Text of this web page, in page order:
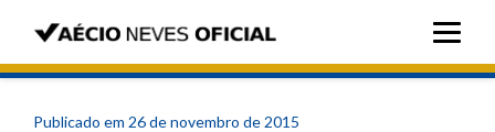
Publicado em 26 de novembro de 2015